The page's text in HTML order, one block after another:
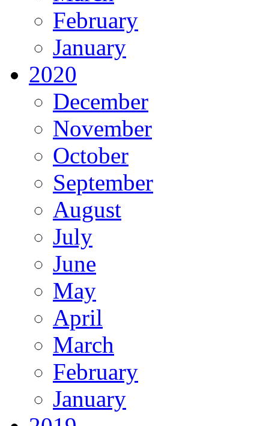
February
January
2020
December
November
October
September
August
July
June
May
April
March
February
January